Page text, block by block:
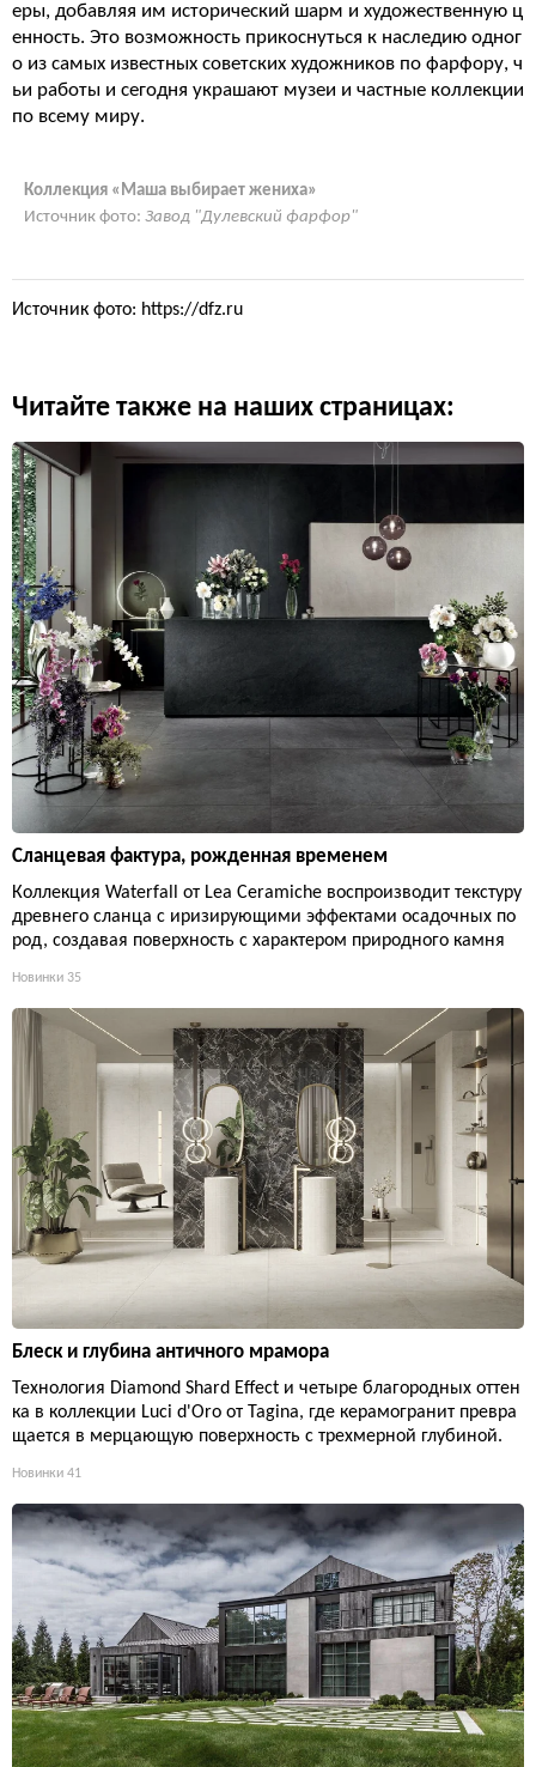
еры, добавляя им исторический шарм и художественную ц
енность. Это возможность прикоснуться к наследию одног
о из самых известных советских художников по фарфору, ч
ьи работы и сегодня украшают музеи и частные коллекции
по всему миру.
Коллекция «Маша выбирает жениха»
Источник фото: Завод "Дулевский фарфор"
Источник фото: https://dfz.ru
Читайте также на наших страницах:
Сланцевая фактура, рожденная временем
Коллекция Waterfall от Lea Ceramiche воспроизводит текстуру
древнего сланца с иризирующими эффектами осадочных по
род, создавая поверхность с характером природного камня
Новинки 35
Блеск и глубина античного мрамора
Технология Diamond Shard Effect и четыре благородных оттен
ка в коллекции Luci d'Oro от Tagina, где керамогранит превра
щается в мерцающую поверхность с трехмерной глубиной.
Новинки 41